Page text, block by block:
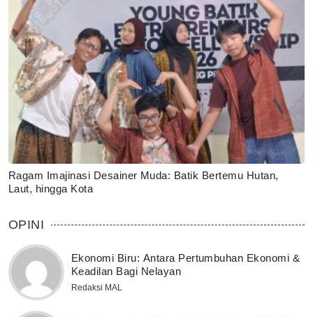
Ragam Imajinasi Desainer Muda: Batik Bertemu Hutan,
Laut, hingga Kota
OPINI
Ekonomi Biru: Antara Pertumbuhan Ekonomi &
Keadilan Bagi Nelayan
Redaksi MAL